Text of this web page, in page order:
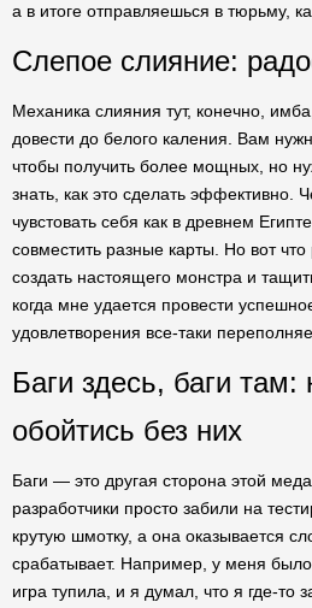
а в итоге отправляешься в тюрьму,
Слепое слияние:
Механика слияния тут, конечно,
довести до белого каления. Вам
чтобы получить более мощных, но
знать, как это сделать эффективно.
чувстовать себя как в древнем
совместить разные карты. Но вот
создать настоящего монстра и
когда мне удается провести
удовлетворения все-таки
Баги здесь, баги
обойтись без них
Баги — это другая сторона этой
разработчики просто забили на
крутую шмотку, а она оказывается
срабатывает. Например, у меня было
игра тупила, и я думал, что я где-то